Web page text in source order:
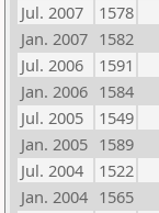
Jul. 2007
1578
Jan. 2007 1582
Jul. 2006
1591
Jan. 2006 1584
Jul. 2005
1549
Jan. 2005 1589
Jul. 2004
1522
Jan. 2004 1565